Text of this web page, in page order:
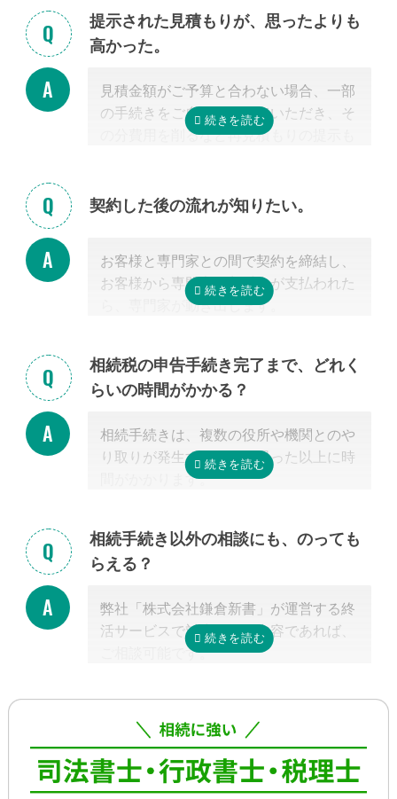
クしてほしい」といったご相談は、専門
家の能力を使った実務に当たるため、無
料面談の対象外です。詳しくは専門スタ
に相談可能な弁護士が掲載されています
ので、お客様から弁護士事務所に直接ご
提示された見積もりが、思ったよりも
高かった。
見積金額がご予算と合わない場合、一部
の手続きをご自身で行っていただき、そ
の分費用を削るなど再見積もりの提示も
らい場合、弊社専門スタッフがお客様に
契約した後の流れが知りたい。
お客様と専門家との間で契約を締結し、
お客様から専門家に着手金が支払われた
ら、専門家が動き出します。
ル・郵便などを使って進捗状況などの連
絡を取り合う形になります。
ば大丈夫ですので、ご安心ください。
相続税の申告手続き完了まで、どれく
らいの時間がかかる？
相続手続きは、複数の役所や機関とのや
り取りが発生するため、思った以上に時
間がかかります。
り、専門家が効率よく進めたとしても一
般的には全部で約3-4カ月かかると言わ
これに相続税申告が加わると、相談発生
後10カ月以内に申告しなければならない
ため、早めの動き出しが肝心です。
る場合、平日昼間に何度も役所に行くな
どさらに時間がかかるので、専門家に任
せたほうが早く確実に手続きが進み、ス
トレスもなく安心でしょう。
相続手続き以外の相談にも、のっても
らえる？
弊社「株式会社鎌倉新書」が運営する終
活サービスで対応可能な内容であれば、
ご相談可能です。
却支援、のこされた高齢のご家族の見守
り・介護支援、相続した財産の資産運用
のご相談、本位牌や法要・海洋散骨・お
墓など仏事に関するご相談などです。
詳しくは専門スタッフまでお問合せくだ